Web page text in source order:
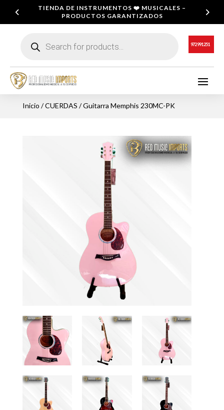
TIENDA DE INSTRUMENTOS ❤️ MUSICALES –
PRODUCTOS GARANTIZADOS
productos
972 991 251
Inicio /CUERDAS / Guitarra Memphis 230MC-PK